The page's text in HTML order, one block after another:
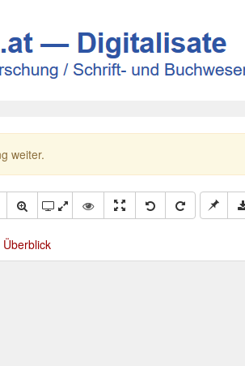
weiter.
Überblick